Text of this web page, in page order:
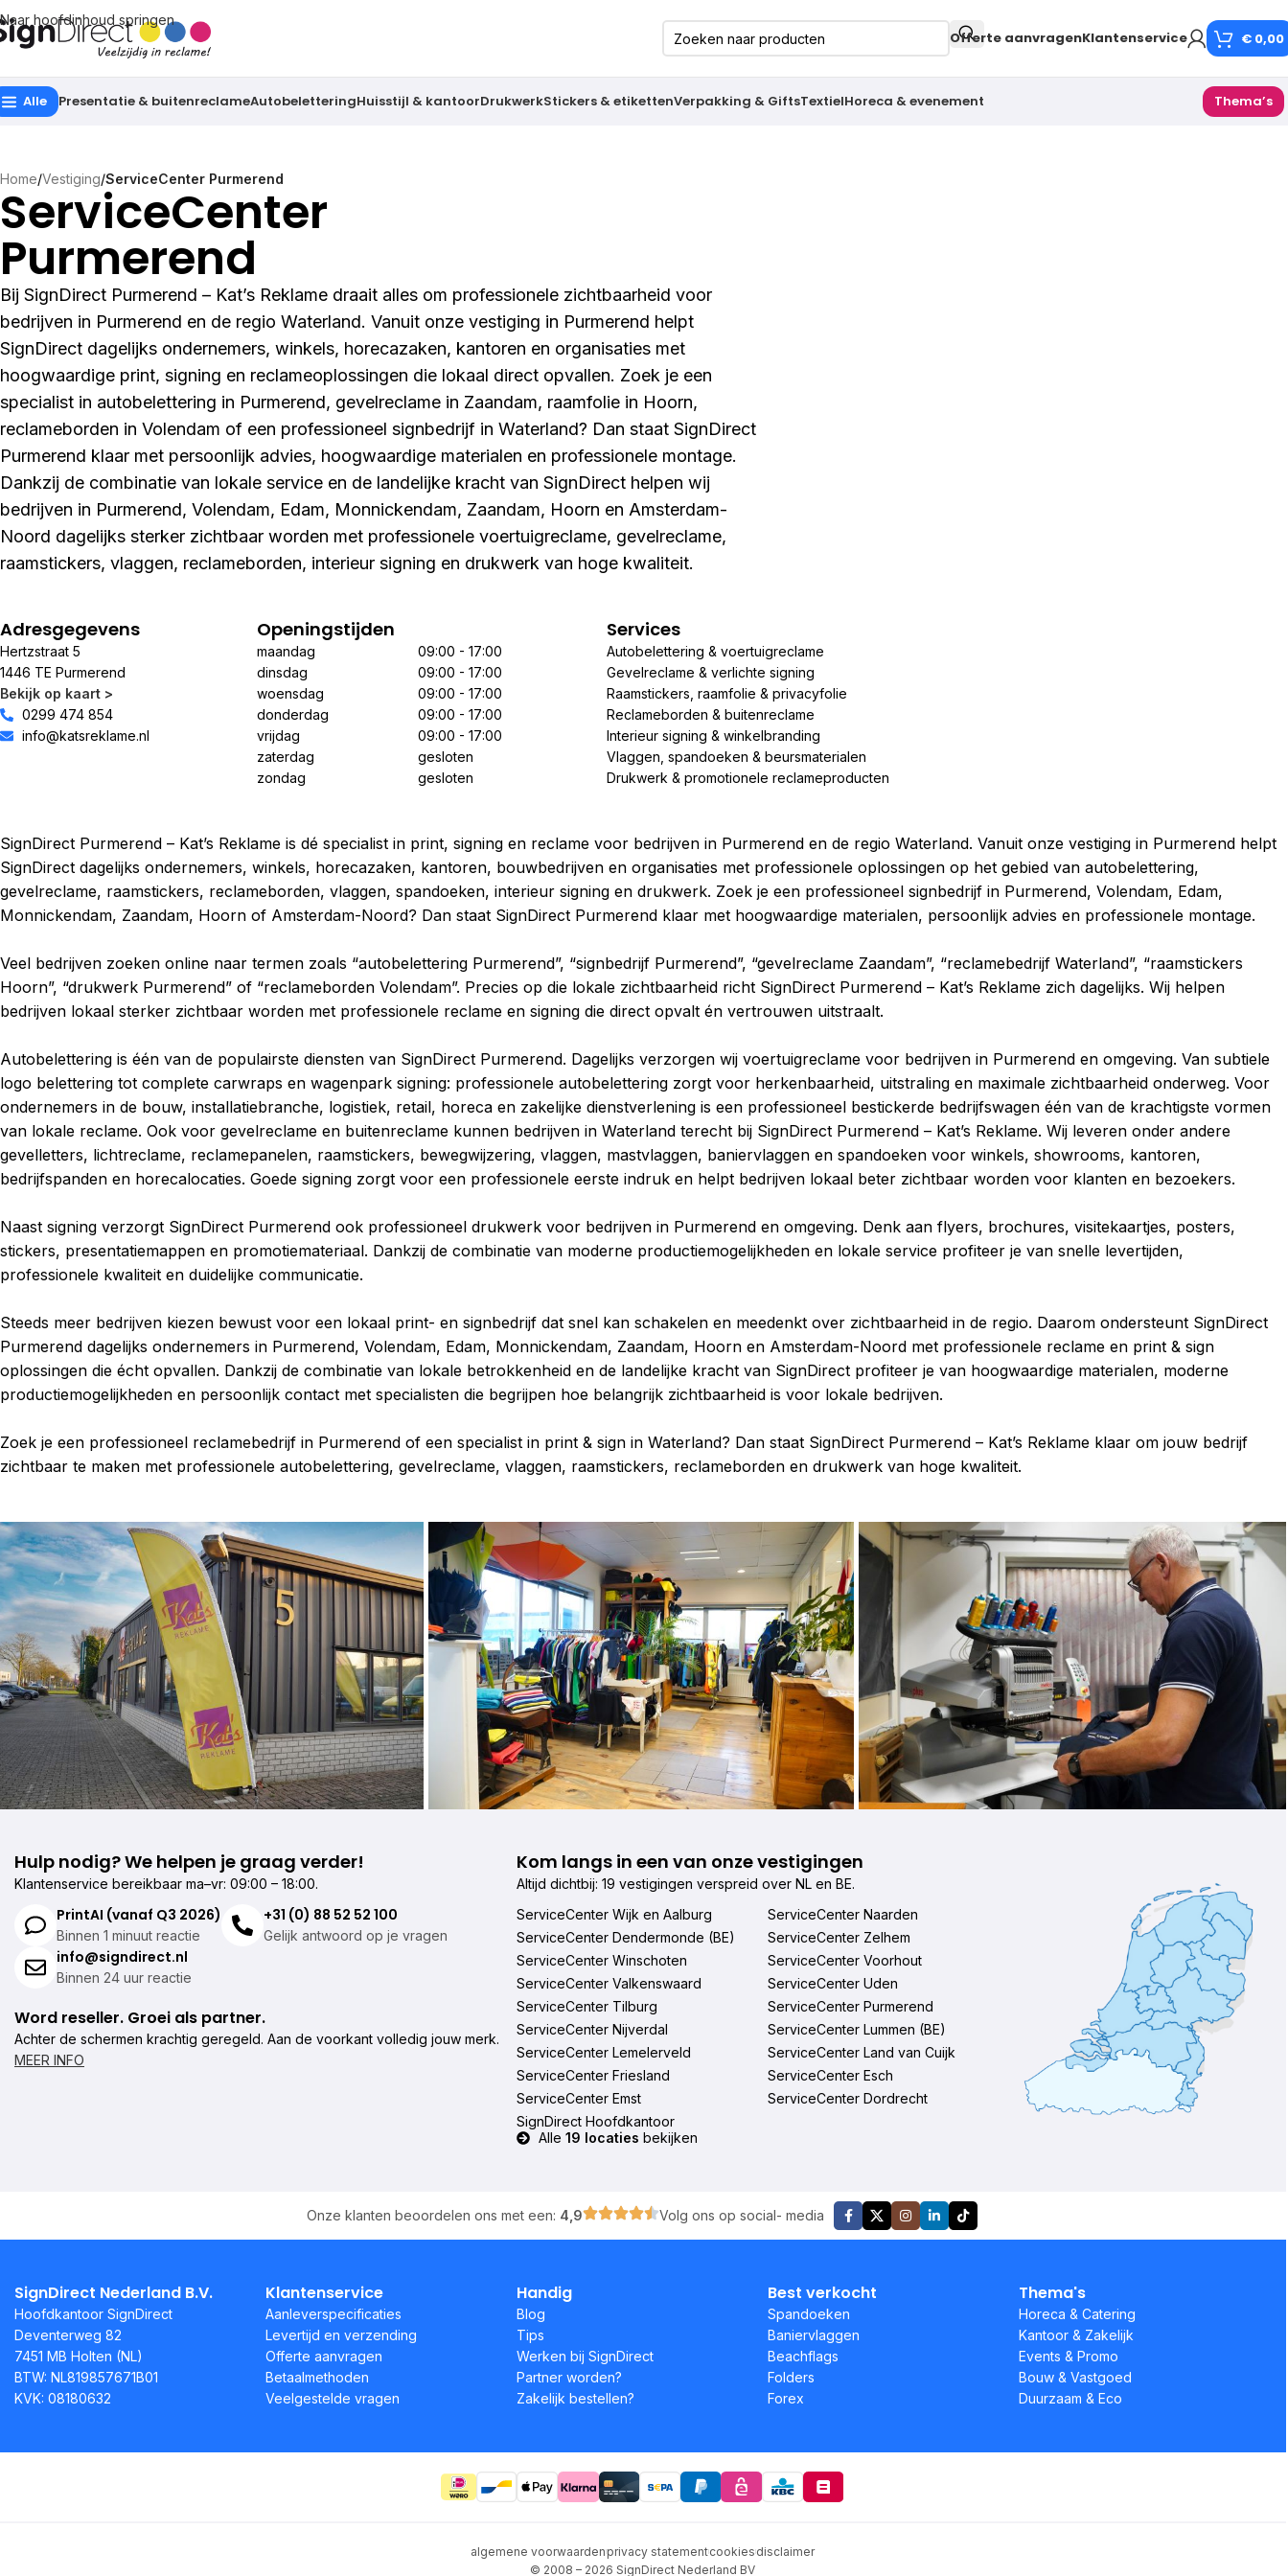
Naar hoofdinhoud springen
Offerte aanvragenKlantenservice € 0,00
Alle Presentatie & buitenreclameAutobeletteringHuisstijl & kantoorDrukwerkStickers & etikettenVerpakking & GiftsTextielHoreca & evenement Thema’s
Home/Vestiging/ServiceCenter Purmerend
ServiceCenter
Purmerend
Bij SignDirect Purmerend – Kat’s Reklame draait alles om professionele zichtbaarheid voor
bedrijven in Purmerend en de regio Waterland. Vanuit onze vestiging in Purmerend helpt
SignDirect dagelijks ondernemers, winkels, horecazaken, kantoren en organisaties met
hoogwaardige print, signing en reclameoplossingen die lokaal direct opvallen. Zoek je een
specialist in autobelettering in Purmerend, gevelreclame in Zaandam, raamfolie in Hoorn,
reclameborden in Volendam of een professioneel signbedrijf in Waterland? Dan staat SignDirect
Purmerend klaar met persoonlijk advies, hoogwaardige materialen en professionele montage.
Dankzij de combinatie van lokale service en de landelijke kracht van SignDirect helpen wij
bedrijven in Purmerend, Volendam, Edam, Monnickendam, Zaandam, Hoorn en Amsterdam-
Noord dagelijks sterker zichtbaar worden met professionele voertuigreclame, gevelreclame,
raamstickers, vlaggen, reclameborden, interieur signing en drukwerk van hoge kwaliteit.
Adresgegevens
Hertzstraat 5
1446 TE Purmerend
Bekijk op kaart >
0299 474 854
info@katsreklame.nl
Openingstijden
maandag
09:00 - 17:00
dinsdag
09:00 - 17:00
woensdag
09:00 - 17:00
donderdag
09:00 - 17:00
vrijdag
09:00 - 17:00
zaterdag
gesloten
zondag
gesloten
Services
Autobelettering & voertuigreclame
Gevelreclame & verlichte signing
Raamstickers, raamfolie & privacyfolie
Reclameborden & buitenreclame
Interieur signing & winkelbranding
Vlaggen, spandoeken & beursmaterialen
Drukwerk & promotionele reclameproducten
SignDirect Purmerend – Kat’s Reklame is dé specialist in print, signing en reclame voor bedrijven in Purmerend en de regio Waterland. Vanuit onze vestiging in Purmerend helpt
SignDirect dagelijks ondernemers, winkels, horecazaken, kantoren, bouwbedrijven en organisaties met professionele oplossingen op het gebied van autobelettering,
gevelreclame, raamstickers, reclameborden, vlaggen, spandoeken, interieur signing en drukwerk. Zoek je een professioneel signbedrijf in Purmerend, Volendam, Edam,
Monnickendam, Zaandam, Hoorn of Amsterdam-Noord? Dan staat SignDirect Purmerend klaar met hoogwaardige materialen, persoonlijk advies en professionele montage.
Veel bedrijven zoeken online naar termen zoals “autobelettering Purmerend”, “signbedrijf Purmerend”, “gevelreclame Zaandam”, “reclamebedrijf Waterland”, “raamstickers
Hoorn”, “drukwerk Purmerend” of “reclameborden Volendam”. Precies op die lokale zichtbaarheid richt SignDirect Purmerend – Kat’s Reklame zich dagelijks. Wij helpen
bedrijven lokaal sterker zichtbaar worden met professionele reclame en signing die direct opvalt én vertrouwen uitstraalt.
Autobelettering is één van de populairste diensten van SignDirect Purmerend. Dagelijks verzorgen wij voertuigreclame voor bedrijven in Purmerend en omgeving. Van subtiele
logo belettering tot complete carwraps en wagenpark signing: professionele autobelettering zorgt voor herkenbaarheid, uitstraling en maximale zichtbaarheid onderweg. Voor
ondernemers in de bouw, installatiebranche, logistiek, retail, horeca en zakelijke dienstverlening is een professioneel bestickerde bedrijfswagen één van de krachtigste vormen
van lokale reclame. Ook voor gevelreclame en buitenreclame kunnen bedrijven in Waterland terecht bij SignDirect Purmerend – Kat’s Reklame. Wij leveren onder andere
gevelletters, lichtreclame, reclamepanelen, raamstickers, bewegwijzering, vlaggen, mastvlaggen, baniervlaggen en spandoeken voor winkels, showrooms, kantoren,
bedrijfspanden en horecalocaties. Goede signing zorgt voor een professionele eerste indruk en helpt bedrijven lokaal beter zichtbaar worden voor klanten en bezoekers.
Naast signing verzorgt SignDirect Purmerend ook professioneel drukwerk voor bedrijven in Purmerend en omgeving. Denk aan flyers, brochures, visitekaartjes, posters,
stickers, presentatiemappen en promotiemateriaal. Dankzij de combinatie van moderne productiemogelijkheden en lokale service profiteer je van snelle levertijden,
professionele kwaliteit en duidelijke communicatie.
Steeds meer bedrijven kiezen bewust voor een lokaal print- en signbedrijf dat snel kan schakelen en meedenkt over zichtbaarheid in de regio. Daarom ondersteunt SignDirect
Purmerend dagelijks ondernemers in Purmerend, Volendam, Edam, Monnickendam, Zaandam, Hoorn en Amsterdam-Noord met professionele reclame en print & sign
oplossingen die écht opvallen. Dankzij de combinatie van lokale betrokkenheid en de landelijke kracht van SignDirect profiteer je van hoogwaardige materialen, moderne
productiemogelijkheden en persoonlijk contact met specialisten die begrijpen hoe belangrijk zichtbaarheid is voor lokale bedrijven.
Zoek je een professioneel reclamebedrijf in Purmerend of een specialist in print & sign in Waterland? Dan staat SignDirect Purmerend – Kat’s Reklame klaar om jouw bedrijf
zichtbaar te maken met professionele autobelettering, gevelreclame, vlaggen, raamstickers, reclameborden en drukwerk van hoge kwaliteit.
Hulp nodig? We helpen je graag verder!
Klantenservice bereikbaar ma–vr: 09:00 – 18:00.
PrintAI (vanaf Q3 2026)
Binnen 1 minuut reactie
+31 (0) 88 52 52 100
Gelijk antwoord op je vragen
info@signdirect.nl
Binnen 24 uur reactie
Word reseller. Groei als partner.
Achter de schermen krachtig geregeld. Aan de voorkant volledig jouw merk.
MEER INFO
Kom langs in een van onze vestigingen
Altijd dichtbij: 19 vestigingen verspreid over NL en BE.
ServiceCenter Wijk en Aalburg
ServiceCenter Naarden
ServiceCenter Dendermonde (BE)
ServiceCenter Zelhem
ServiceCenter Winschoten
ServiceCenter Voorhout
ServiceCenter Valkenswaard
ServiceCenter Uden
ServiceCenter Tilburg
ServiceCenter Purmerend
ServiceCenter Nijverdal
ServiceCenter Lummen (BE)
ServiceCenter Lemelerveld
ServiceCenter Land van Cuijk
ServiceCenter Friesland
ServiceCenter Esch
ServiceCenter Emst
ServiceCenter Dordrecht
SignDirect Hoofdkantoor
Alle 19 locaties bekijken
Onze klanten beoordelen ons met een: 4,9 Volg ons op social- media
SignDirect Nederland B.V.
Hoofdkantoor SignDirect
Deventerweg 82
7451 MB Holten (NL)
BTW: NL819857671B01
KVK: 08180632
Klantenservice
Aanleverspecificaties
Levertijd en verzending
Offerte aanvragen
Betaalmethoden
Veelgestelde vragen
Handig
Blog
Tips
Werken bij SignDirect
Partner worden?
Zakelijk bestellen?
Best verkocht
Spandoeken
Baniervlaggen
Beachflags
Folders
Forex
Thema's
Horeca & Catering
Kantoor & Zakelijk
Events & Promo
Bouw & Vastgoed
Duurzaam & Eco
algemene voorwaardenprivacy statementcookiesdisclaimer
© 2008 – 2026 SignDirect Nederland BV